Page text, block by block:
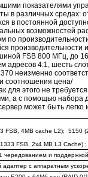
показателями
в различных средах:
в постоянной
возможностей
по
производительности
FSB 800 МГц, до
адресов 4:1, шесть
неизменно
соотношения цена/
для этого не требуется
а с помощью набора
может быть легко
FSB, 4MB cache L2); 5150
FSB, 2x4 MB L3 Cache)
и
с аппаратным